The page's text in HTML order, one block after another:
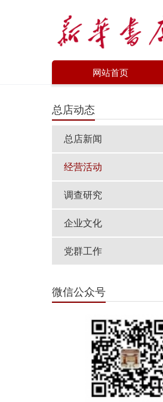
网站首页
总店动态
总店新闻
经营活动
调查研究
企业文化
党群工作
微信公众号